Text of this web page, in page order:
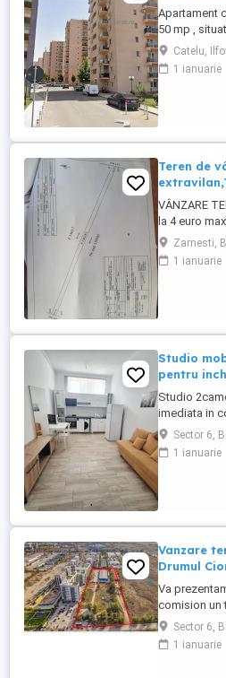
Apartament
50 mp ,
complexului
Residence
scara B
Catelu,
1 ianuarie
Teren de
VÂNZARE
la 4 euro
aplicație să
extravilan
vedere spre
Zarnesti,
1 ianuarie
Studio
pentru
Studio
imediata in
Centrala
masina de
toride de
Sector 6,
1 ianuarie
Vanzare
Drumul
Va
comision un
platforma
de
Avem o
Sector 6,
1 ianuarie